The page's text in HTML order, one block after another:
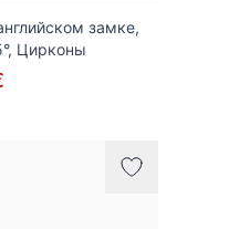
замке,
Цирконы